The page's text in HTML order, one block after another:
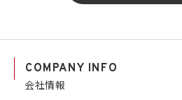
COMPANY INFO
会社情報